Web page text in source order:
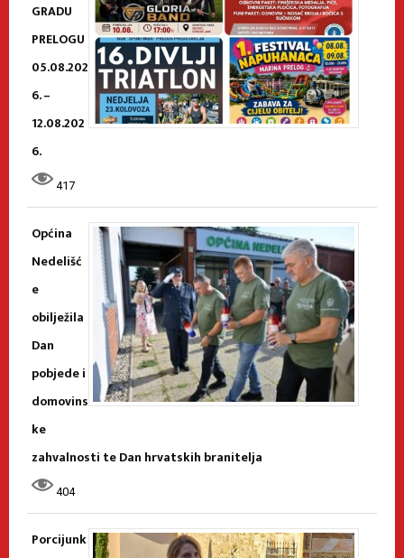
GRADU
PRELOGU
05.08.202
6. –
12.08.202
6.
417
Općina
Nedelišć
e
obilježila
Dan
pobjede i
domovins
ke
zahvalnosti te Dan hrvatskih branitelja
404
Porcijunk